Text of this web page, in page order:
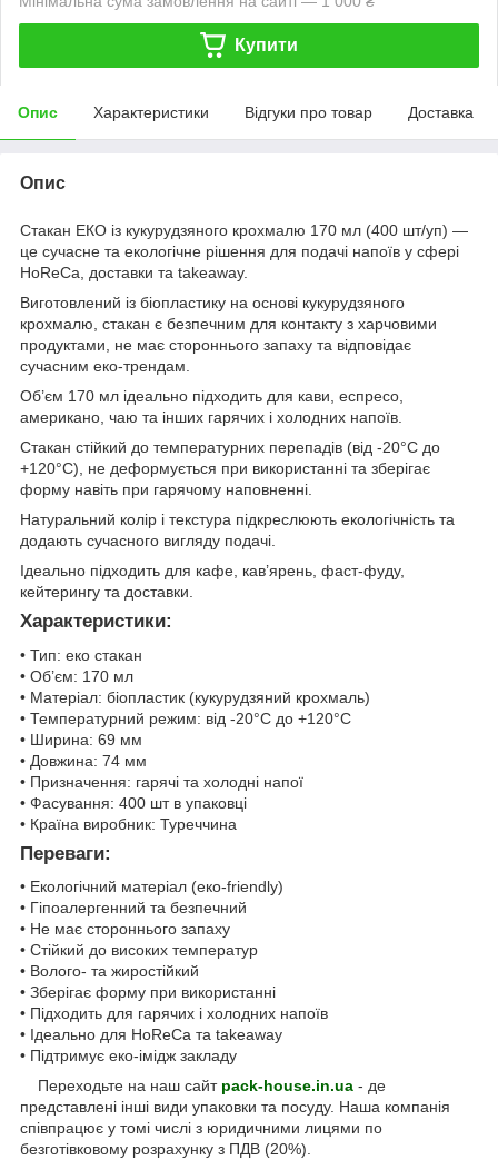
Купити
Опис Характеристики Відгуки про товар Доставка
Опис
Стакан ЕКО із кукурудзяного крохмалю 170 мл (400 шт/уп) —
це сучасне та екологічне рішення для подачі напоїв у сфері
HoReCa, доставки та takeaway.
Виготовлений із біопластику на основі кукурудзяного
крохмалю, стакан є безпечним для контакту з харчовими
продуктами, не має стороннього запаху та відповідає
сучасним еко-трендам.
Об’єм 170 мл ідеально підходить для кави, еспресо,
американо, чаю та інших гарячих і холодних напоїв.
Стакан стійкий до температурних перепадів (від -20°C до
+120°C), не деформується при використанні та зберігає
форму навіть при гарячому наповненні.
Натуральний колір і текстура підкреслюють екологічність та
додають сучасного вигляду подачі.
Ідеально підходить для кафе, кав’ярень, фаст-фуду,
кейтерингу та доставки.
Характеристики:
• Тип: еко стакан
• Об’єм: 170 мл
• Матеріал: біопластик (кукурудзяний крохмаль)
• Температурний режим: від -20°C до +120°C
• Ширина: 69 мм
• Довжина: 74 мм
• Призначення: гарячі та холодні напої
• Фасування: 400 шт в упаковці
• Країна виробник: Туреччина
Переваги:
• Екологічний матеріал (еко-friendly)
• Гіпоалергенний та безпечний
• Не має стороннього запаху
• Стійкий до високих температур
• Волого- та жиростійкий
• Зберігає форму при використанні
• Підходить для гарячих і холодних напоїв
• Ідеально для HoReCa та takeaway
• Підтримує еко-імідж закладу
Переходьте на наш сайт pack-house.in.ua - де
представлені інші види упаковки та посуду. Наша компанія
співпрацює у томі числі з юридичними лицями по
безготівковому розрахунку з ПДВ (20%).